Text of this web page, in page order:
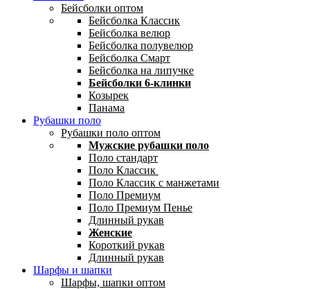
Бейсболки оптом
Бейсболка Классик
Бейсболка велюр
Бейсболка полувелюр
Бейсболка Смарт
Бейсболка на липучке
Бейсболки 6-клинки
Козырек
Панама
Рубашки поло
Рубашки поло оптом
Мужские рубашки поло
Поло стандарт
Поло Классик
Поло Классик с манжетами
Поло Премиум
Поло Премиум Пенье
Длинный рукав
Женские
Короткий рукав
Длинный рукав
Шарфы и шапки
Шарфы, шапки оптом